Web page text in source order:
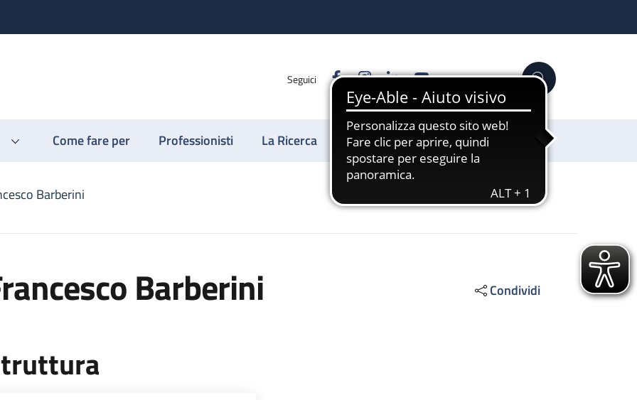
Seguici FacebookInstagram
LinkedinYouTube Cerca
Come fare per Professionisti La Ricerca Sostienici
Barberini
Barberini Condividi